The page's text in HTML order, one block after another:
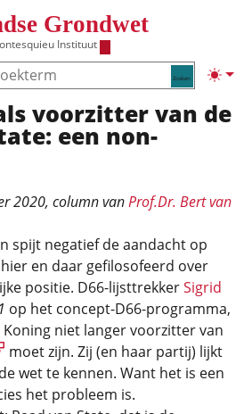
Grondwet
Instituut
Zoeken
voorzitter van de
een non-
2020, column vanProf.Dr. Bert van
spijt negatief de aandacht op
en daar gefilosofeerd over
positie. D66-lijsttrekkerSigrid
op het concept-D66-programma,
niet langer voorzitter van
moet zijn. Zij (en haar partij) lijkt
wet te kennen. Want het is een
het probleem is.